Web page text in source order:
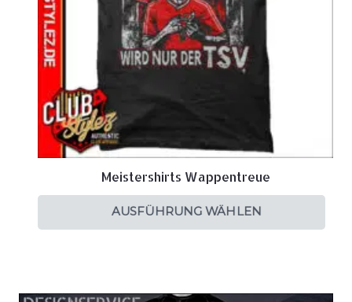
Meistershirts Wappentreue
AUSFÜHRUNG WÄHLEN